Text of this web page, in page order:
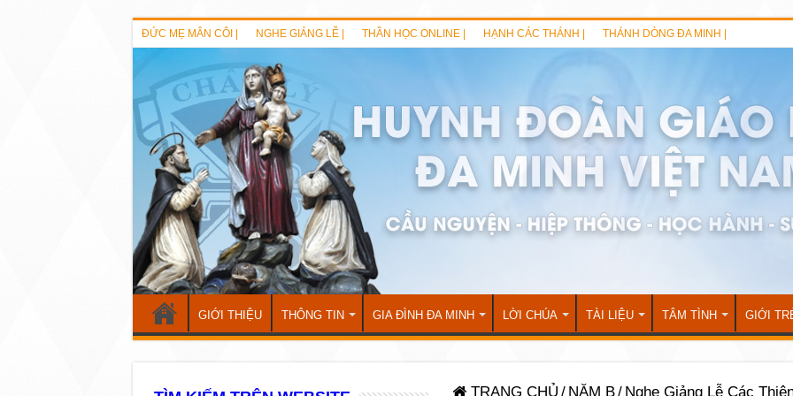
ĐỨC MẸ MÂN CÔI | NGHE GIẢNG LỄ | THẦN HỌC ONLINE | HẠNH CÁC THÁNH | THÁNH DÒNG ĐA MINH |
GIỚI THIỆU THÔNG TIN GIA ĐÌNH ĐA MINH LỜI CHÚA TÀI LIỆU TÂM TÌNH GIỚI
TRANG CHỦ / NĂM B/ Nghe Giảng Lễ Các